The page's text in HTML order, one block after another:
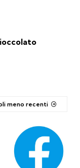
meno recenti